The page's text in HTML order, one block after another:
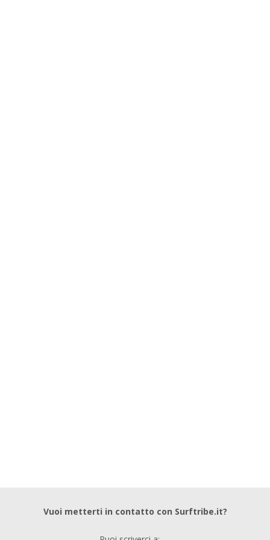
Vuoi metterti in contatto con Surftribe.it?